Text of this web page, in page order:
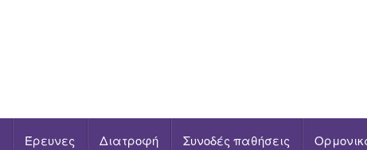
Έρευνες Διατροφή Συνοδές παθήσεις